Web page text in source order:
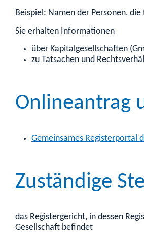
Beispiel: Namen der Personen,
Sie erhalten Informationen
über Kapitalgesellschaften
zu Tatsachen und
Onlineantrag
Gemeinsames Registerportal
Zuständige
das Registergericht, in dessen
Gesellschaft befindet